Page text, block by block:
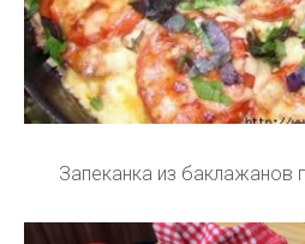
Запеканка из